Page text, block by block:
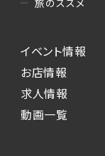
イベント情報
お店情報
求人情報
動画一覧